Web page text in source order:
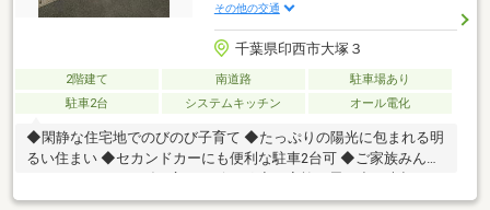
その他の交通
千葉県印西市大塚３
2階建て 南道路
駐車場あり
駐車2台
システムキッチン オール電化
◆閑静な住宅地でのびのび子育て ◆たっぷりの陽光に包まれる明
るい住まい ◆セカンドカーにも便利な駐車2台可 ◆ご家族みんな
がゆったりくつろげる広々リビング ◆ご家族の思い出も大切にし
まっておけるたっぷり収納 ◆季節物の衣類もスッキリ収納できる